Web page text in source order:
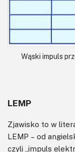
Wąski impuls
LEMP
Zjawisko to w
LEMP – od
czyli „impuls